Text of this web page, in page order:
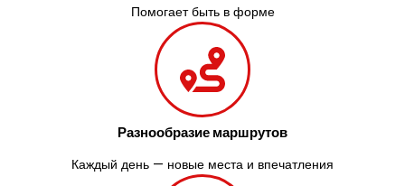
Помогает быть в форме
Разнообразие маршрутов
Каждый день — новые места и впечатления